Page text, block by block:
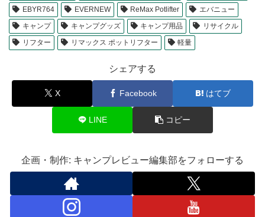
EBYR764
EVERNEW ReMax Potlifter
エバニュー
キャンプ
キャンプグッズ キャンプ用品
リサイクル
リフター
リマックス ポットリフター 軽量
シェアする
X Facebook はてブ
LINE コピー
企画・制作: キャンプレビュー編集部をフォローする